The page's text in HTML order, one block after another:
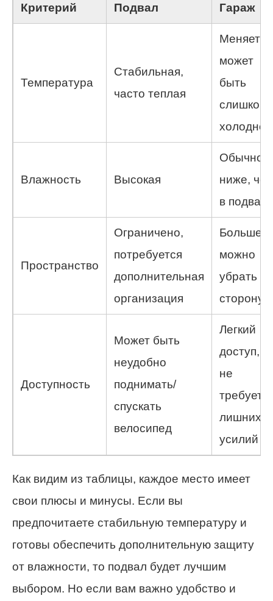
Критерий Подвал Гараж
Температура
Стабильная,
часто теплая
может
быть
слишком
холодно
Влажность Высокая
Обычно
ниже,
в
Пространство
Ограничено,
потребуется
дополнительная
организация
Больше,
можно
убрать в
сторону
Доступность
Может быть
неудобно
поднимать/
спускать
велосипед
Легкий
доступ,
не
лишних
усилий
Как видим из таблицы, каждое место имеет
свои плюсы и минусы. Если вы
предпочитаете стабильную температуру и
готовы обеспечить дополнительную защиту
от влажности, то подвал будет лучшим
выбором. Но если вам важно удобство и